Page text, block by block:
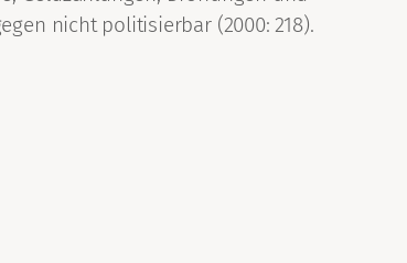
nicht politisierbar (2000: 218).